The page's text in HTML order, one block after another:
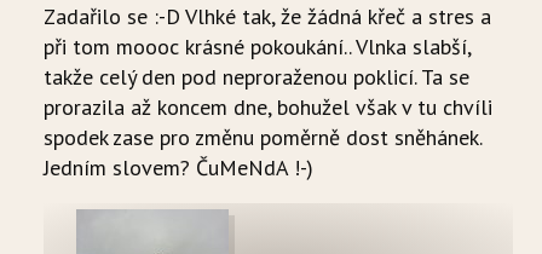
Zadařilo se :-D Vlhké tak, že žádná křeč a stres a
při tom moooc krásné pokoukání.. Vlnka slabší,
takže celý den pod neproraženou poklicí. Ta se
prorazila až koncem dne, bohužel však v tu chvíli
spodek zase pro změnu poměrně dost sněhánek.
Jedním slovem? ČuMeNdA !-)